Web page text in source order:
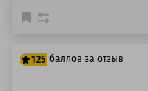
125 баллов за отзыв